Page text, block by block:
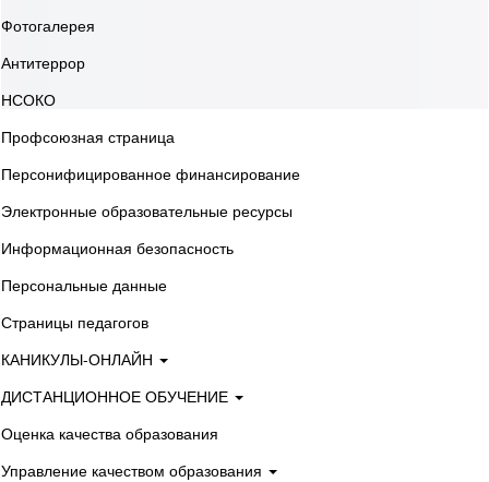
Фотогалерея
Антитеррор
НСОКО
Профсоюзная страница
Персонифицированное финансирование
Электронные образовательные ресурсы
Информационная безопасность
Персональные данные
Страницы педагогов
КАНИКУЛЫ-ОНЛАЙН
ДИСТАНЦИОННОЕ ОБУЧЕНИЕ
Оценка качества образования
Управление качеством образования